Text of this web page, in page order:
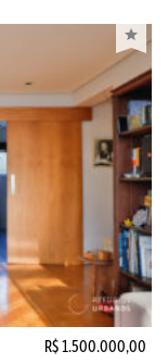
R$ 1.500.000,00